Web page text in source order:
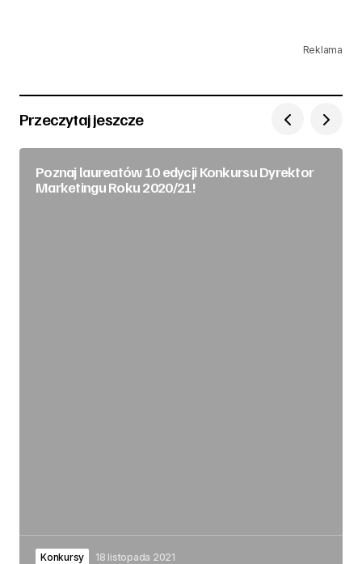
Reklama
Przeczytaj jeszcze
Poznaj laureatów 10 edycji Konkursu Dyrektor
Marketingu Roku 2020/21!
Konkursy 18 listopada 2021